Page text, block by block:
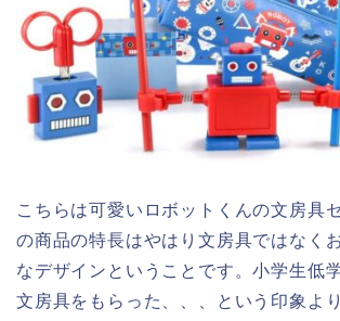
こちらは可愛いロボットくんの文房具
の商品の特長はやはり文房具ではなく
なデザインということです。小学生低
文房具をもらった、、、という印象よ